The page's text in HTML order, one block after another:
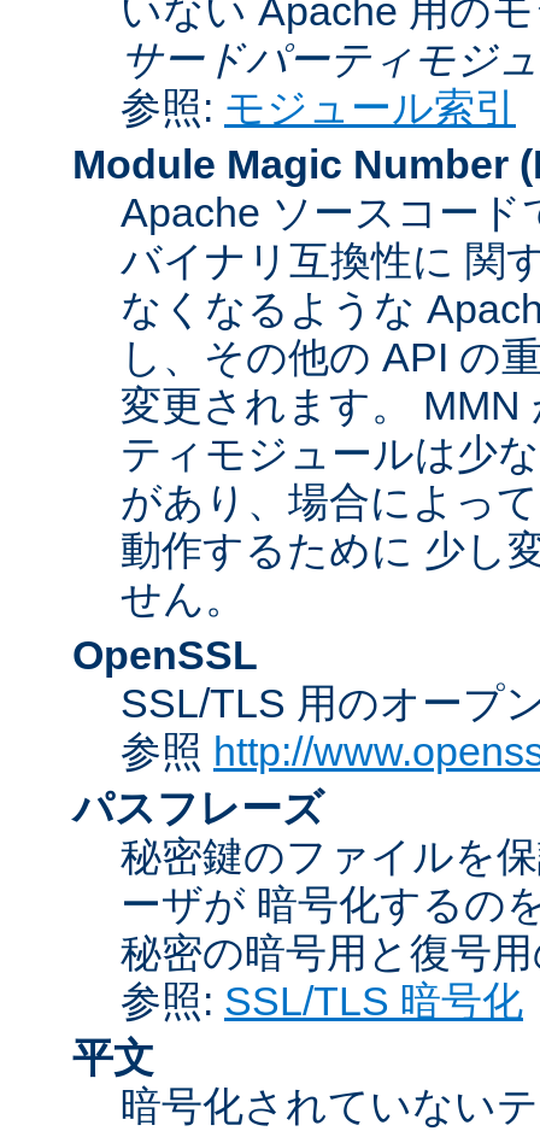
いない Apache 用の
サードパーティモジ
参照: モジュール索引
Module Magic Number (
Apache ソースコー
バイナリ互換性に 関
なくなるような
し、その他の API の
変更されます。
ティモジュールは少
があり、場合によっ
動作するために 少し
せん。
OpenSSL
SSL/TLS 用のオープ
参照 http://
パスフレーズ
秘密鍵のファイルを
ーザが 暗号化するの
秘密の暗号用と復号
参照: SSL/TLS 暗号化
平文
暗号化されていない